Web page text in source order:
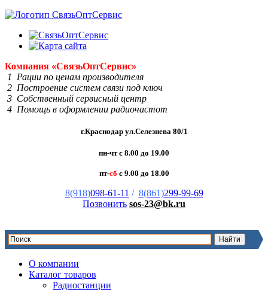
Компания «СвязьОптСервис»
1 Рации по ценам производителя
2 Построение систем связи под ключ
3 Собственный сервисный центр
4 Помощь в оформлении радиочастот
г.Краснодар ул.Селезнева 80/1
пн-чт с 8.00 до 19.00
пт-сб с 9.00 до 18.00
8(918)098-61-11 / 8(861)299-99-69
Позвонить sos-23@bk.ru
О компании
Каталог товаров
Радиостанции